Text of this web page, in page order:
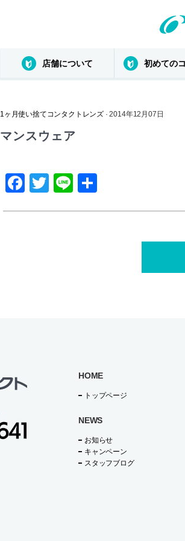
店舗について 初めての
1ヶ月使い捨てコンタクトレンズ · 2014年12月07日
マンスウェア
F
T
Li
HOME
トップページ
NEWS
お知らせ
キャンペーン
スタッフブログ